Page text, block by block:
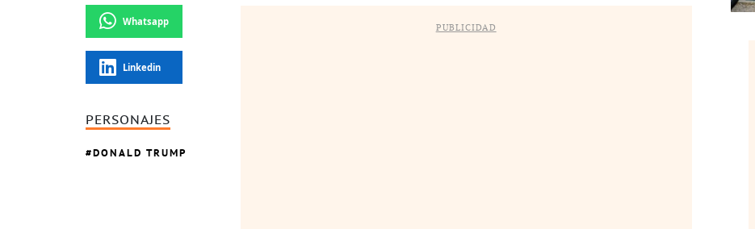
Whatsapp
Linkedin
PERSONAJES
DONALD TRUMP
PUBLICIDAD